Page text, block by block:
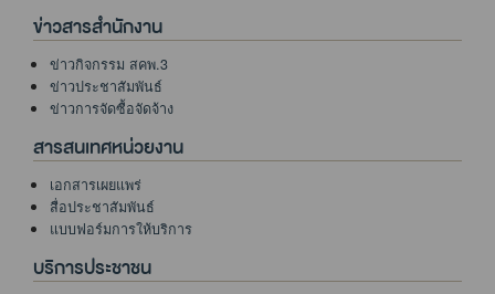
ข่าวสารสำนักงาน
ข่าวกิจกรรม สคพ.3
ข่าวประชาสัมพันธ์
ข่าวการจัดซื้อจัดจ้าง
สารสนเทศหน่วยงาน
เอกสารเผยแพร่
สื่อประชาสัมพันธ์
แบบฟอร์มการให้บริการ
บริการประชาชน